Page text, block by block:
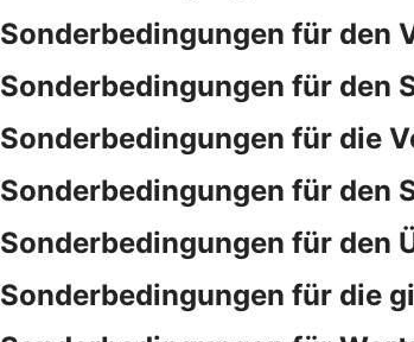
Sonderbedingungen für den
Sonderbedingungen für den
Sonderbedingungen für die
Sonderbedingungen für den
Sonderbedingungen für den
Sonderbedingungen für die